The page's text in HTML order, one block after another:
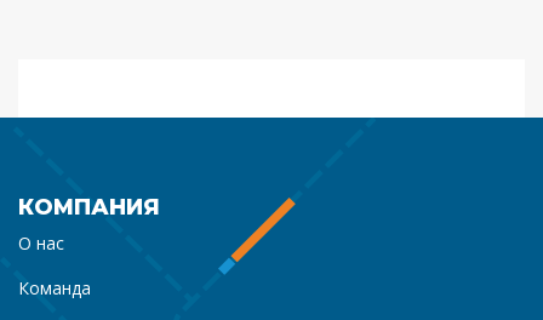
КОМПАНИЯ
О нас
Команда